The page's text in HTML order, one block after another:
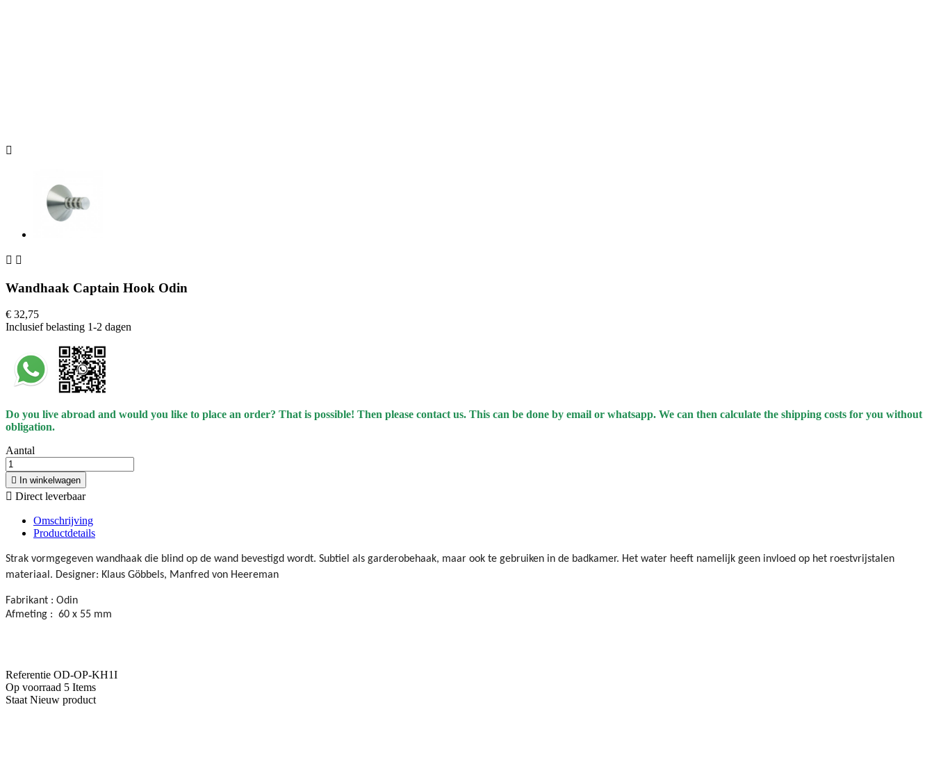

 
Wandhaak Captain Hook Odin
€ 32,75
Inclusief belasting 1-2 dagen
Do you live abroad and would you like to place an order? That is possible! Then please contact us. This can be done by email or whatsapp. We can then calculate the shipping costs for you without
obligation.
Aantal
 In winkelwagen
 Direct leverbaar
Omschrijving
Productdetails
Strak vormgegeven wandhaak die blind op de wand bevestigd wordt. Subtiel als garderobehaak, maar ook te gebruiken in de badkamer. Het water heeft namelijk geen invloed op het roestvrijstalen
materiaal. Designer: Klaus Göbbels, Manfred von Heereman
Fabrikant : Odin
Afmeting : 60 x 55 mm
Referentie OD-OP-KH1I
Op voorraad 5 Items
StaatNieuw product